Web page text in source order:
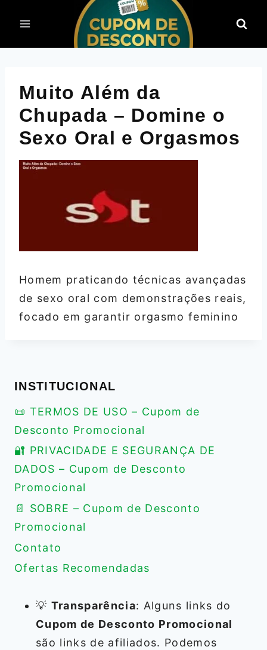
para
o
Muito Além da
Chupada – Domine o
Sexo Oral e Orgasmos
Homem praticando técnicas avançadas
de sexo oral com demonstrações reais,
focado em garantir orgasmo feminino
INSTITUCIONAL
📜 TERMOS DE USO – Cupom de
Desconto Promocional
🔐 PRIVACIDADE E SEGURANÇA DE
DADOS – Cupom de Desconto
Promocional
📄 SOBRE – Cupom de Desconto
Promocional
Contato
Ofertas Recomendadas
💡 Transparência: Alguns links do
Cupom de Desconto Promocional
são links de afiliados. Podemos